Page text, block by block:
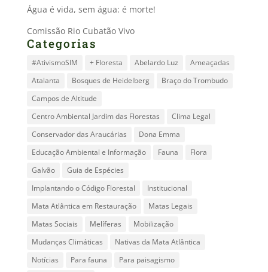
Água é vida, sem água: é morte!
Comissão Rio Cubatão Vivo
Categorias
#AtivismoSIM + Floresta Abelardo Luz
Ameaçadas
Atalanta
Bosques de Heidelberg
Braço do Trombudo
Campos de Altitude
Centro Ambiental Jardim das Florestas
Clima Legal
Conservador das Araucárias
Dona Emma
Educação Ambiental e Informação
Fauna
Flora
Galvão
Guia de Espécies
Implantando o Código Florestal
Institucional
Mata Atlântica em Restauração
Matas Legais
Matas Sociais
Melíferas
Mobilização
Mudanças Climáticas
Nativas da Mata Atlântica
Notícias
Para fauna
Para paisagismo